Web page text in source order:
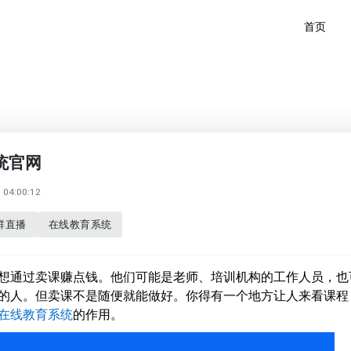
首页
官网
04:00:12
直播 在线教育系统
通过卖课赚点钱。他们可能是老师、培训机构的工作人员，也
人。但卖课不是随便就能做好。你得有一个地方让人来看课程
线教育系统的作用。